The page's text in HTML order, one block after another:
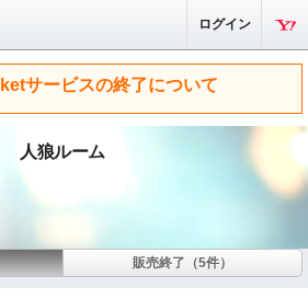
ログイン
サービスの終了について
人狼ルーム
販売終了（5件）